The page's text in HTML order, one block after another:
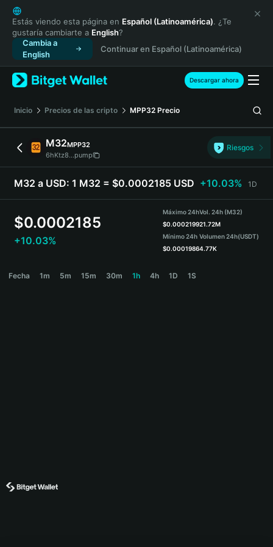
English
日本語
Tiếng Việt
Русский
Español (Latinoamérica)
Türkçe
Français
Deutsch
简体中文
繁體中文
Português (Portugal)
Bahasa Indonesia
ภาษาไทย
Español
Español (Argentina)
Estás viendo esta página en Español (Latinoamérica). ¿Te
gustaría cambiarte a English?
Cambia a
English
Continuar en Español (Latinoamérica)
Descargar ahora
Inicio Precios de las cripto MPP32 Precio
M32MPP32
6hKtz8...pump
Riesgos
M32 a USD: 1 M32 = $0.0002185 USD +10.03% 1D
$0.0002185
+10.03%
Máximo 24h
$0.0002199
Mínimo 24h
$0.0001986
Vol. 24h (M32)
21.72M
Volumen 24h(USDT)
4.77K
Fecha 1m 5m 15m 30m 1h 4h 1D 1S